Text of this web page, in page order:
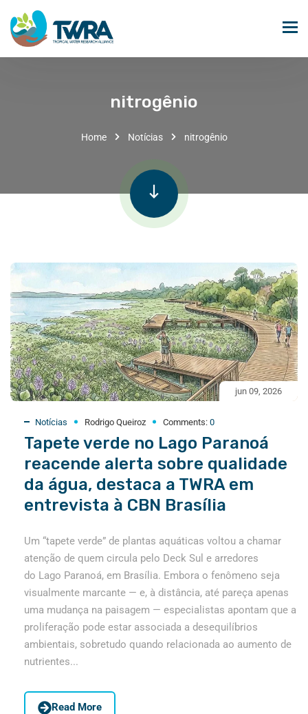
nitrogênio
Home Notícias nitrogênio
jun 09, 2026
Notícias Rodrigo Queiroz Comments: 0
Tapete verde no Lago Paranoá
reacende alerta sobre qualidade
da água, destaca a TWRA em
entrevista à CBN Brasília
Um “tapete verde” de plantas aquáticas voltou a chamar
atenção de quem circula pelo Deck Sul e arredores
do Lago Paranoá, em Brasília. Embora o fenômeno seja
visualmente marcante — e, à distância, até pareça apenas
uma mudança na paisagem — especialistas apontam que a
proliferação pode estar associada a desequilíbrios
ambientais, sobretudo quando relacionada ao aumento de
nutrientes...
Read More